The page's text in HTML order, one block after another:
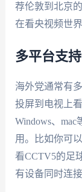
荐伦敦到北京
在看央视频世
多平台支
海外党通常有
投屏到电视上看
Windows、
用。比如你可
看CCTV5的足
有设备同时连